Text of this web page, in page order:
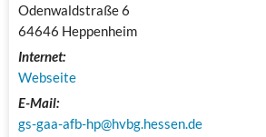
Odenwaldstraße 6
64646 Heppenheim
Internet:
Webseite
E-Mail:
gs-gaa-afb-hp@hvbg.hessen.de